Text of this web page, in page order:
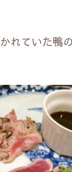
れていた鴨